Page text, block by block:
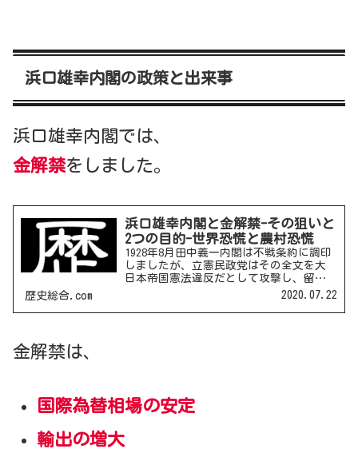
浜口雄幸内閣の政策と出来事
浜口雄幸内閣では、
金解禁をしました。
浜口雄幸内閣と金解禁-その狙いと
2つの目的-世界恐慌と農村恐慌
1928年8月田中義一内閣は不戦条約に調印
しましたが、立憲民政党はその全文を大
日本帝国憲法違反だとして攻撃し、留保
宣言をつけてようやく批准されるという
は総辞職し、代わって立憲民政党の浜口
歴史総合.com 2020.07.22
金解禁は、
国際為替相場の安定
輸出の増大